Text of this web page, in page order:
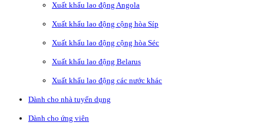
Xuất khẩu lao động Angola
Xuất khẩu lao động cộng hòa Síp
Xuất khẩu lao động cộng hòa Séc
Xuất khẩu lao động Belarus
Xuất khẩu lao động các nước khác
Dành cho nhà tuyển dụng
Dành cho ứng viên